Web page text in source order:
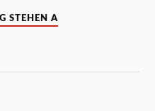
STEHEN A